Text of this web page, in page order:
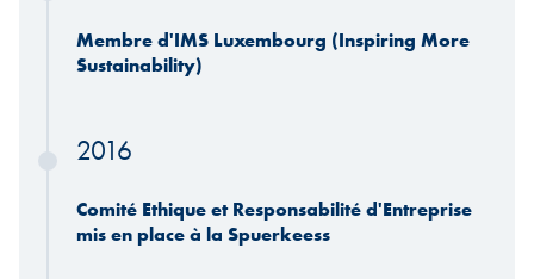
Membre d'IMS Luxembourg (Inspiring More
Sustainability)
2016
Comité Ethique et Responsabilité d'Entreprise
mis en place à la Spuerkeess